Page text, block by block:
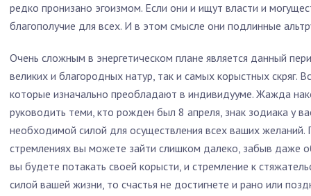
редко пронизано эгоизмом. Если они и ищут власти и
благополучие для всех. И в этом смысле они подлинные
Очень сложным в энергетическом плане является данный
великих и благородных натур, так и самых корыстных скряг.
которые изначально преобладают в индивидууме. Жажда
руководить теми, кто рожден был 8 апреля, знак зодиака у
необходимой силой для осуществления всех ваших
стремлениях вы можете зайти слишком далеко, забыв даже
вы будете потакать своей корысти, и стремление к
силой вашей жизни, то счастья не достигнете и рано или